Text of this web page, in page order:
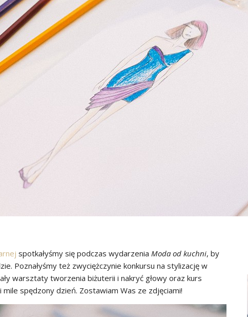
spotkałyśmy się podczas wydarzenia Moda od kuchni, by
Poznałyśmy też zwyciężczynie konkursu na stylizację w
warsztaty tworzenia biżuterii i nakryć głowy oraz kurs
mile spędzony dzień. Zostawiam Was ze zdjęciami!